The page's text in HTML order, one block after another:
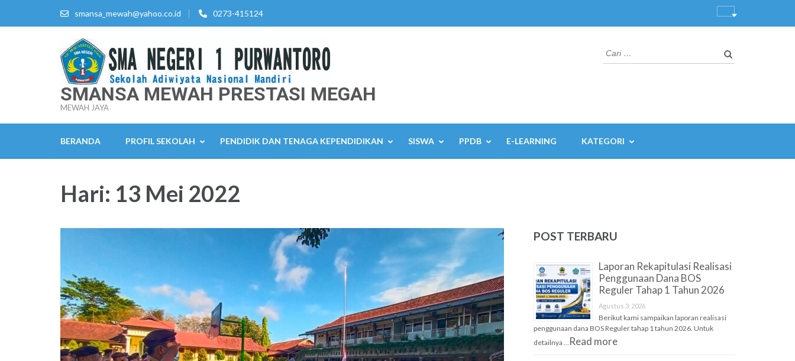
smansa_mewah@yahoo.co.id 0273-415124
SMANSA MEWAH PRESTASI MEGAH
MEWAH JAYA
Cari
untuk:
BERANDA PROFIL SEKOLAH PENDIDIK DAN TENAGA KEPENDIDIKAN SISWA PPDB E-LEARNING KATEGORI
Hari: 13 Mei 2022
POST TERBARU
Laporan Rekapitulasi Realisasi
Penggunaan Dana BOS
Reguler Tahap 1 Tahun 2026
Agustus 3, 2026
Berikut kami sampaikan laporan realisasi
penggunaan dana BOS Reguler tahap 1 tahun 2026. Untuk
detailnya … Read more